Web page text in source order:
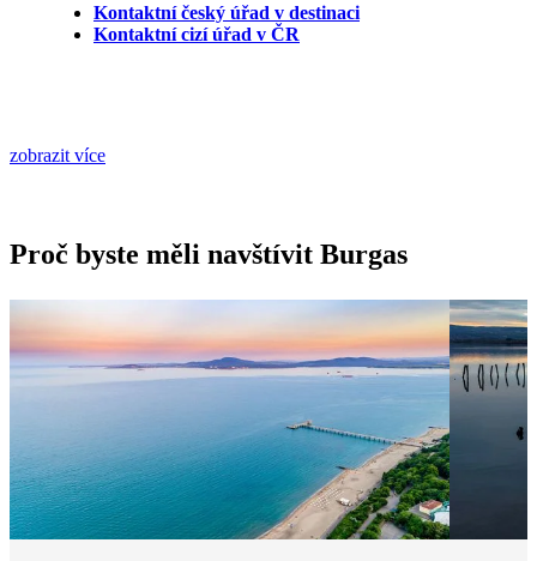
Kontaktní český úřad v destinaci
Kontaktní cizí úřad v ČR
zobrazit více
Proč byste měli navštívit Burgas